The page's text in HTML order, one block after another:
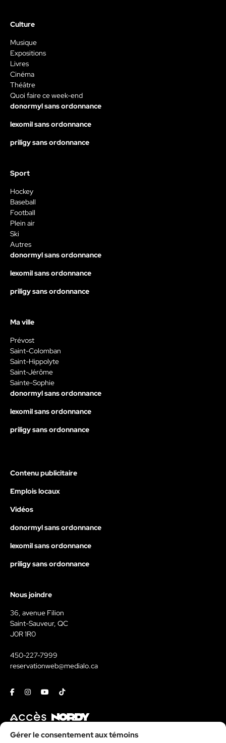
Gérer le consentement aux témoins
Culture
Musique
Expositions
Livres
Cinéma
Théâtre
Quoi faire ce week-end
donormyl sans ordonnance
lexomil sans ordonnance
priligy sans ordonnance
Sport
Hockey
Baseball
Football
Plein air
Ski
Autres
donormyl sans ordonnance
lexomil sans ordonnance
priligy sans ordonnance
Ma ville
Prévost
Saint-Colomban
Saint-Hippolyte
Saint-Jérôme
Sainte-Sophie
donormyl sans ordonnance
lexomil sans ordonnance
priligy sans ordonnance
Contenu publicitaire
Emplois locaux
Vidéos
donormyl sans ordonnance
lexomil sans ordonnance
priligy sans ordonnance
Nous joindre
36, avenue Filion
Saint-Sauveur, QC
J0R 1R0
450-227-7999
reservationweb@medialo.ca
FacebookInstagramYoutubeTiktok
Contact